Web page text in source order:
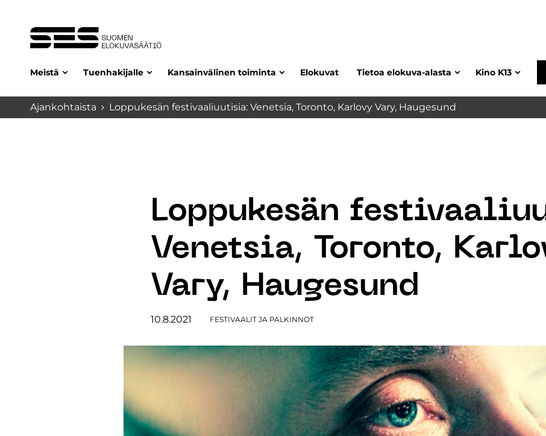
Meistä Tuenhakijalle Kansainvälinen toiminta Elokuvat Tietoa elokuva-alasta Kino K13
Ajankohtaista Loppukesän festivaaliuutisia: Venetsia, Toronto, Karlovy Vary, Haugesund
Loppukesän
Venetsia, Toronto,
Vary, Haugesund
10.8.2021 FESTIVAALIT JA PALKINNOT